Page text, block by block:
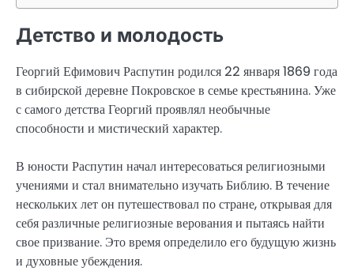
Детство и молодость
Георгий Ефимович Распутин родился 22 января 1869 года
в сибирской деревне Покровское в семье крестьянина. Уже
с самого детства Георгий проявлял необычные
способности и мистический характер.
В юности Распутин начал интересоваться религиозными
учениями и стал внимательно изучать Библию. В течение
нескольких лет он путешествовал по стране, открывая для
себя различные религиозные верования и пытаясь найти
свое призвание. Это время определило его будущую жизнь
и духовные убеждения.